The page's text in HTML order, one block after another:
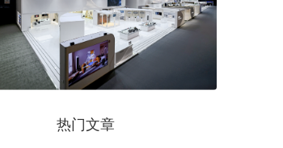
热门文章